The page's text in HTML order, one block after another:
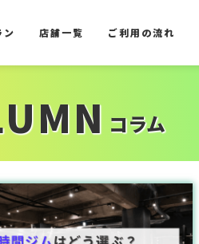
ン
店舗一覧
ご利用の流れ
コラム